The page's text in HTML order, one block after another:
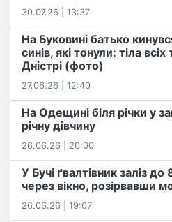
30.07.26 | 13:37
На Буковині батько
синів, які тонули: тіла
Дністрі (фото)
27.06.26 | 12:40
На Одещині біля річки у
річну дівчину
26.06.26 | 20:00
У Бучі ґвалтівник заліз до
через вікно, розірвавши
26.06.26 | 19:07